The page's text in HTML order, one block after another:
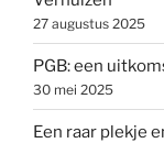
27 augustus 2025
PGB: een
30 mei 2025
Een raar plekje